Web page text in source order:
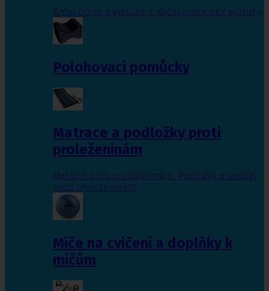
Krční límce s výztuhou Krční límce bez výztuhy
Polohovací pomůcky
Matrace a podložky proti
proleženinám
Matrace proti proleženinám, Podložky a sedáky
proti proleženinám
Míče na cvičení a doplňky k
míčům